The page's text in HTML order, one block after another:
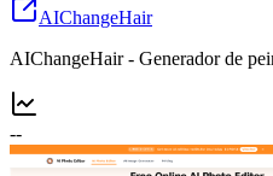
AIChangeHair
AIChangeHair - Generador de
--